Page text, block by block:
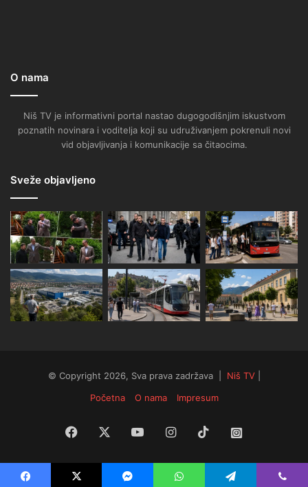
O nama
Niš TV je informativni portal nastao dugogodišnjim iskustvom
poznatih novinara i voditelja koji su udruživanjem pokrenuli novi
vid objavljivanja i komunikacije sa čitaocima.
Sveže objavljeno
© Copyright 2026, Sva prava zadržava | Niš TV|
Početna
O nama Impresum
Facebook YouTubeInstagram
TikTok